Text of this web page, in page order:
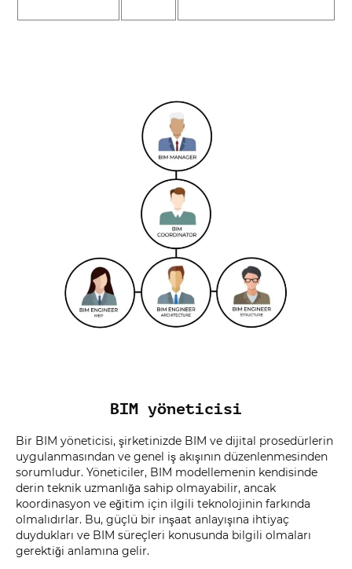
BIM yöneticisi
Bir BIM yöneticisi, şirketinizde BIM ve dijital prosedürlerin
uygulanmasından ve genel iş akışının düzenlenmesinden
sorumludur. Yöneticiler, BIM modellemenin kendisinde
derin teknik uzmanlığa sahip olmayabilir, ancak
koordinasyon ve eğitim için ilgili teknolojinin farkında
olmalıdırlar. Bu, güçlü bir inşaat anlayışına ihtiyaç
duydukları ve BIM süreçleri konusunda bilgili olmaları
gerektiği anlamına gelir.